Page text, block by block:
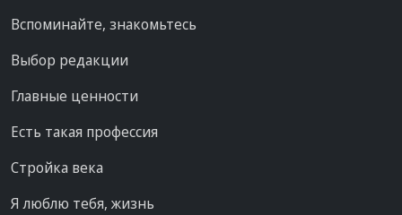
Вспоминайте, знакомьтесь
Выбор редакции
Главные ценности
Есть такая профессия
Стройка века
Я люблю тебя, жизнь